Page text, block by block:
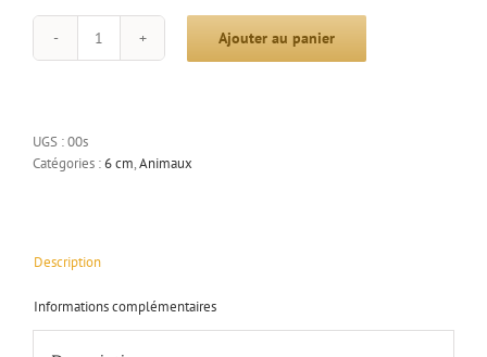
quantité
Ajouter au panier
UGS :00s
Catégories :6 cm,Animaux
Description
Informations complémentaires